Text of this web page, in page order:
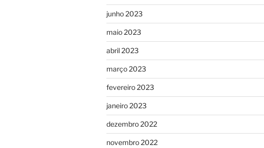
junho 2023
maio 2023
abril 2023
março 2023
fevereiro 2023
janeiro 2023
dezembro 2022
novembro 2022